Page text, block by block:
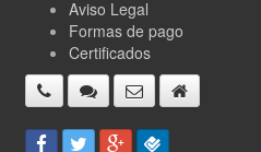
Aviso Legal
Formas de pago
Certificados